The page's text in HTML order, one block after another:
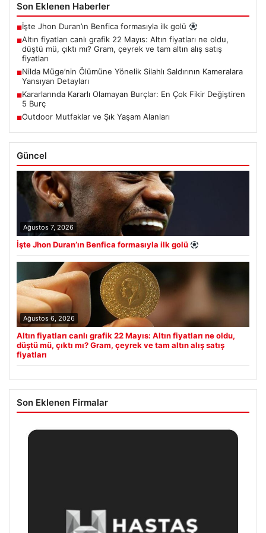
Son Eklenen Haberler
■İşte Jhon Duran’ın Benfica formasıyla ilk golü
■Altın fiyatları canlı grafik 22 Mayıs: Altın fiyatları ne oldu,
düştü mü, çıktı mı? Gram, çeyrek ve tam altın alış satış
fiyatları
■Nilda Müge’nin Ölümüne Yönelik Silahlı Saldırının Kameralara
Yansıyan Detayları
■Kararlarında Kararlı Olamayan Burçlar: En Çok Fikir Değiştiren
5 Burç
■Outdoor Mutfaklar ve Şık Yaşam Alanları
Güncel
Ağustos 7, 2026
İşte Jhon Duran’ın Benfica formasıyla ilk golü
Ağustos 6, 2026
Altın fiyatları canlı grafik 22 Mayıs: Altın fiyatları ne oldu,
düştü mü, çıktı mı? Gram, çeyrek ve tam altın alış satış
fiyatları
Son Eklenen Firmalar